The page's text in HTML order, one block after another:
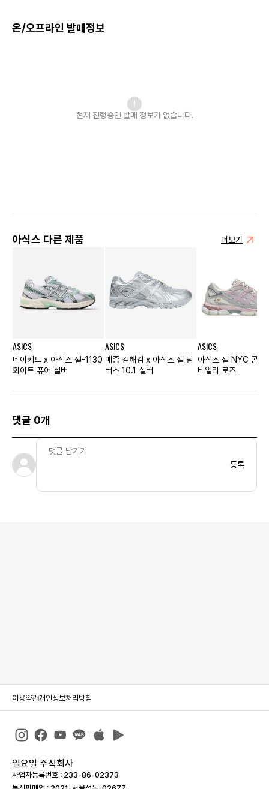
온/오프라인 발매정보
현재 진행중인 발매 정보가 없습니다.
아식스 다른 제품 더보기
ASICS
네이키드 x 아식스 젤-1130
화이트 퓨어 실버
ASICS
메종 김해김 x 아식스 젤 님
버스 10.1 실버
ASICS
아식스 젤 NYC 콘크
베얼리 로즈
댓글 0개
등록
이용약관개인정보처리방침
일요일 주식회사
사업자등록번호 : 233-86-023­73